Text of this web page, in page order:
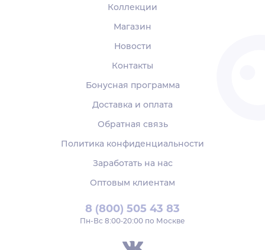
8 (800) 505 43 83
Пн‑Вс 8:00-20:00 по Москве
Коллекции
Магазин
Новости
Контакты
Бонусная программа
Доставка и оплата
Обратная связь
Политика конфиденциальности
Заработать на нас
Оптовым клиентам